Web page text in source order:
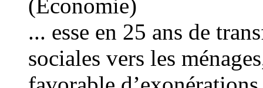
(Economie)
... esse en 25 ans de
sociales vers les